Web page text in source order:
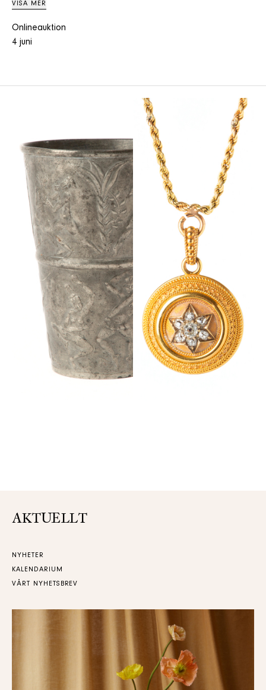
antikviteter som roande kuriositeter. Här hittar ni
sidenbroderi, fingerborgar i 18 K guld, en handfull
förtjänsttecken och ordnar vittnar om generationer av
goda insatser. En säregen tingest är det
papegojformade hänget i 18 K guld med emalj och
orientaliska pärlor, liksom hårarbetet från empiretid och
en karta över Pyrenéerna. Avslutningsvis bör nämnas
blåsbälgen från Gyllebo slott, ett stycke hantverk med
hög charmfaktor för den som önskar blåsa lite
livgivande syre i en brasa eller två.
Utöver detta kommer några av familjens förnämsta
föremål att erbjudas på Stockholms Auktionsverks The
Curated Classics Sale!
Välkomna!
VISA MER
Onlineauktion
4 juni
AKTUELLT
NYHETER
KALENDARIUM
VÅRT NYHETSBREV